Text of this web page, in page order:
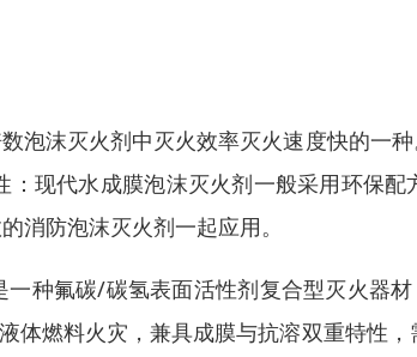
泡沫灭火剂中灭火效率灭火速度快的一
：现代水成膜泡沫灭火剂一般采用环保
消防泡沫灭火剂一起应用。
一种氟碳/碳氢表面活性剂复合型灭火器
体燃料火灾，兼具成膜与抗溶双重特性